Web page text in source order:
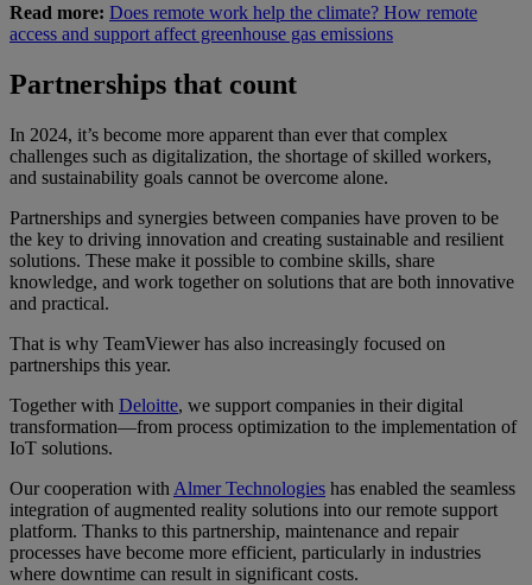
Read more: Does remote work help the climate? How remote
access and support affect greenhouse gas emissions
Partnerships that count
In 2024, it’s become more apparent than ever that complex
challenges such as digitalization, the shortage of skilled workers,
and sustainability goals cannot be overcome alone.
Partnerships and synergies between companies have proven to be
the key to driving innovation and creating sustainable and resilient
solutions. These make it possible to combine skills, share
knowledge, and work together on solutions that are both innovative
and practical.
That is why TeamViewer has also increasingly focused on
partnerships this year.
Together with Deloitte, we support companies in their digital
transformation—from process optimization to the implementation of
IoT solutions.
Our cooperation with Almer Technologies has enabled the seamless
integration of augmented reality solutions into our remote support
platform. Thanks to this partnership, maintenance and repair
processes have become more efficient, particularly in industries
where downtime can result in significant costs.